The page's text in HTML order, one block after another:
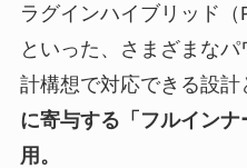
ラグインハイブリッド（
といった、さまざまな
計構想で対応できる設計
に寄与する「フルイン
用。